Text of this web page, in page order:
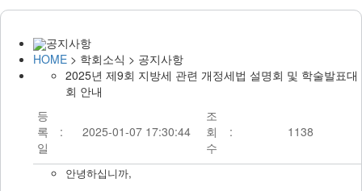
학
회
지 Journal
학
회
행
사 Events
공지사항
HOME > 학회소식 > 공지사항
2025년 제9회 지방세 관련 개정세법 설명회 및 학술발표대
회 안내
등
록
일
: 2025-01-07 17:30:44
조
회
수
: 1138
안녕하십니까,